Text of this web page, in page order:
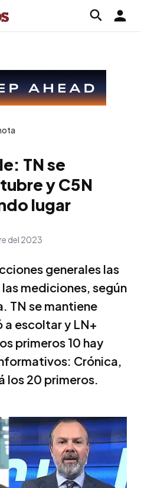
TN se
y C5N
lugar
del 2023
generales las
mediciones, según
TN se mantiene
a escoltar y LN+
primeros 10 hay
Crónica,
los 20 primeros.